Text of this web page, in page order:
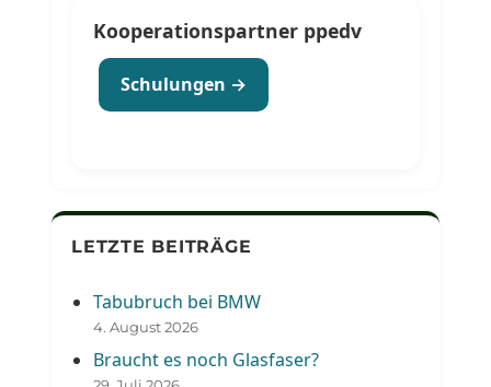
Kooperationspartner ppedv
Schulungen →
LETZTE BEITRÄGE
Tabubruch bei BMW
4. August 2026
Braucht es noch Glasfaser?